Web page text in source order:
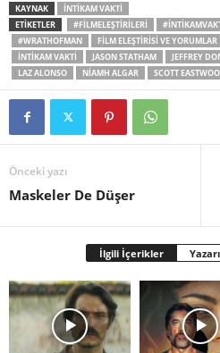
KAYNAK
İNTIKAM VAKTI
ETİKETLER
#FILMELEŞTIRILERI
#WRATHOFMAN
FILM ELEŞTIRISI VE YORUMLAR
İNTIKAM VAKTI
JASON STATHAM JEFFREY
LAZ ALONSO
NIAMH ALGAR SCOTT
Önceki yazı
Maskeler De Düşer
İlgili İçerikler